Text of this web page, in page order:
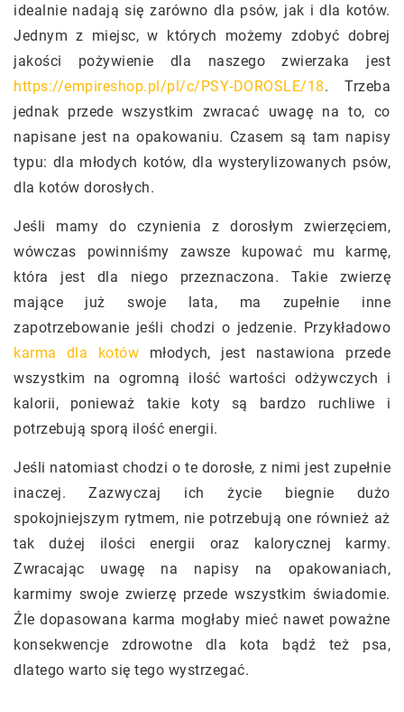
idealnie nadają się zarówno dla psów, jak i dla kotów.
Jednym z miejsc, w których możemy zdobyć dobrej
jakości pożywienie dla naszego zwierzaka jest
https://empireshop.pl/pl/c/PSY-DOROSLE/18. Trzeba
jednak przede wszystkim zwracać uwagę na to, co
napisane jest na opakowaniu. Czasem są tam napisy
typu: dla młodych kotów, dla wysterylizowanych psów,
dla kotów dorosłych.
Jeśli mamy do czynienia z dorosłym zwierzęciem,
wówczas powinniśmy zawsze kupować mu karmę,
która jest dla niego przeznaczona. Takie zwierzę
mające już swoje lata, ma zupełnie inne
zapotrzebowanie jeśli chodzi o jedzenie. Przykładowo
karma dla kotów młodych, jest nastawiona przede
wszystkim na ogromną ilość wartości odżywczych i
kalorii, ponieważ takie koty są bardzo ruchliwe i
potrzebują sporą ilość energii.
Jeśli natomiast chodzi o te dorosłe, z nimi jest zupełnie
inaczej. Zazwyczaj ich życie biegnie dużo
spokojniejszym rytmem, nie potrzebują one również aż
tak dużej ilości energii oraz kalorycznej karmy.
Zwracając uwagę na napisy na opakowaniach,
karmimy swoje zwierzę przede wszystkim świadomie.
Źle dopasowana karma mogłaby mieć nawet poważne
konsekwencje zdrowotne dla kota bądź też psa,
dlatego warto się tego wystrzegać.